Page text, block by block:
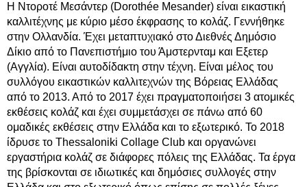
Η Ντοροτέ Μεσάντερ (Dorothée Mesander) είναι εικαστική
καλλιτέχνης με κύριο μέσο έκφρασης το κολάζ. Γεννήθηκε
στην Ολλανδία. Έχει μεταπτυχιακό στο Διεθνές Δημόσιο
Δίκιο από το Πανεπιστήμιο του Άμστερνταμ και Εξετερ
(Αγγλία). Είναι αυτοδίδακτη στην τέχνη. Είναι μέλος του
συλλόγου εικαστικών καλλιτεχνών της Βόρειας Ελλάδας
από το 2013. Από το 2017 έχει πραγματοποιήσει 3 ατομικές
εκθέσεις κολάζ και έχει συμμετάσχει σε πάνω από 60
ομαδικές εκθέσεις στην Ελλάδα και το εξωτερικό. Το 2018
ίδρυσε το Thessaloniki Collage Club και οργανώνει
εργαστήρια κολάζ σε διάφορες πόλεις της Ελλάδας. Τα έργα
της βρίσκονται σε ιδιωτικές και δημόσιες συλλογές στην